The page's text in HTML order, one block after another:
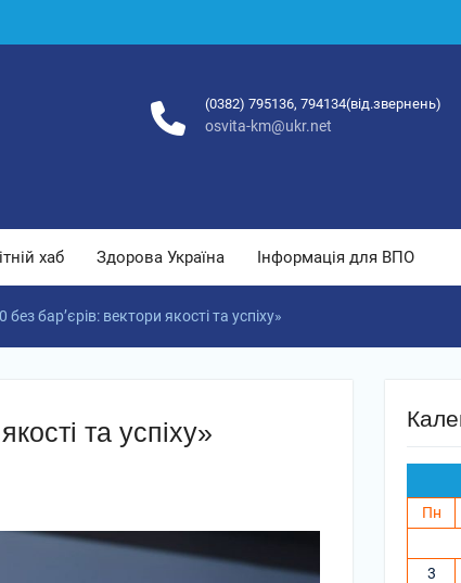
(0382) 795136, 794134(від.звернень)
osvita-km@ukr.net
хаб Здорова Україна Інформація для ВПО
без бар’єрів: вектори якості та успіху»
та успіху»
Пн
3